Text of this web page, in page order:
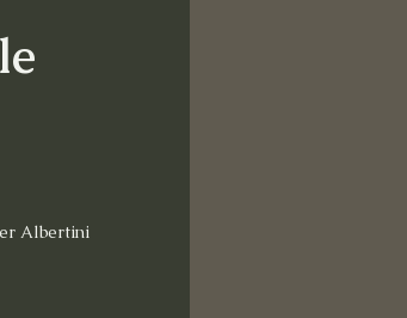
Albertini